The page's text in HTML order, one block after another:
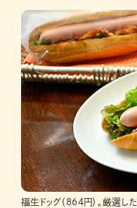
福生ドッグ（864円）。厳選し